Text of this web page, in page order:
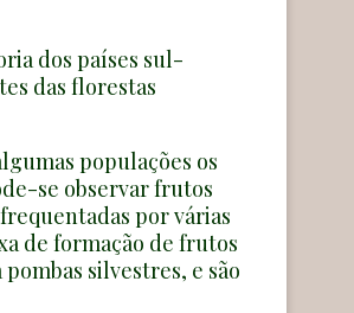
dos países sul-
das florestas
populações os
se observar frutos
por várias
de formação de frutos
silvestres, e são